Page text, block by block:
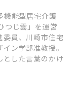
機能型居宅介護
つじ雲」を運営
委員、川崎市住宅
ン学部准教授。
とした言葉のかけ